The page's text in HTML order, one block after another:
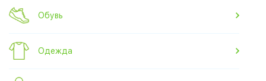
Обувь
Одежда